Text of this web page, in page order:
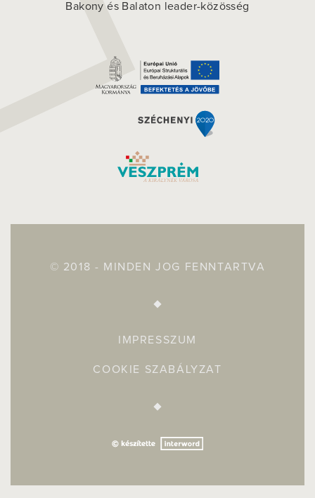
Bakony és Balaton leader-közösség
© 2018 - MINDEN JOG FENNTARTVA
IMPRESSZUM
COOKIE SZABÁLYZAT